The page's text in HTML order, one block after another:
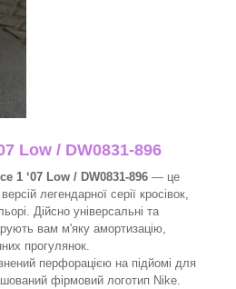
Low / DW0831-896
1 ‘07 Low / DW0831-896 — це
легендарної серії кросівок,
Дійсно універсальні та
вам м'яку амортизацію,
прогулянок.
перфорацією на підйомі для
фірмовий логотип Nike.